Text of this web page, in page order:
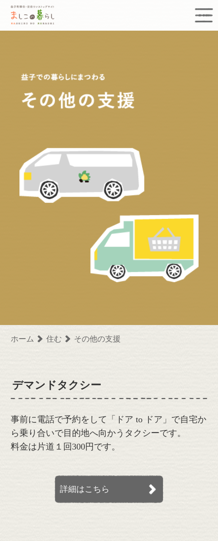
益子町移住定住ワンストップサイト ま
ホーム 住む その他の支援
デマンドタクシー
事前に電話で予約をして「ドア to ドア」で自宅か
ら乗り合いで目的地へ向かうタクシーです。
料金は片道１回300円です。
詳細はこちら